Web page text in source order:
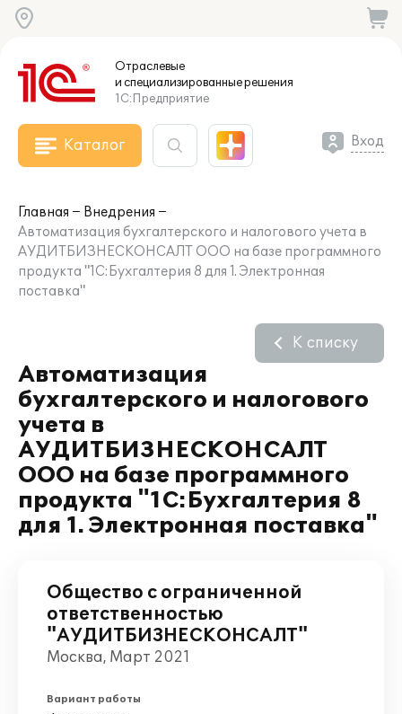
Отраслевые
и специализированныерешения
1С:Предприятие
Каталог Вход
Главная
Внедрения
Автоматизация бухгалтерского и налогового учета в
АУДИТБИЗНЕСКОНСАЛТ ООО на базе программного
продукта "1С:Бухгалтерия 8 для 1. Электронная
поставка"
Автоматизация
бухгалтерского и налогового
учета в
АУДИТБИЗНЕСКОНСАЛТ
ООО на базе программного
продукта "1С:Бухгалтерия 8
для 1. Электронная поставка"
К списку
Общество с ограниченной
ответственностью
"АУДИТБИЗНЕСКОНСАЛТ"
Москва, Март 2021
Вариант работы